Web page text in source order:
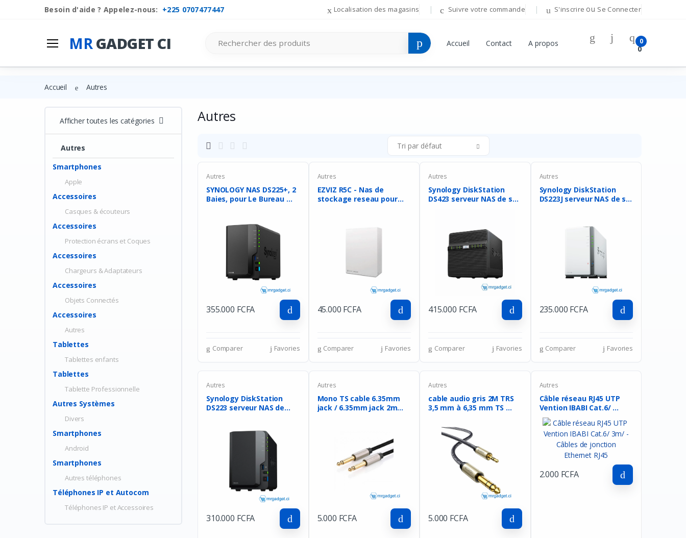
Besoin d'aide ? Appelez-nous: +225 0707477447 Localisation des magasins Suivre votre commande S'inscrire ou Se Connecter
MRGADGET CI
Gadget Ci
Les Categories
Liste de souhaits
Accueil Contact A propos 0
0
Accueil Autres
Afficher toutes les catégories
Autres
Smartphones
Apple
Accessoires
Casques & écouteurs
Accessoires
Protection écrans et Coques
Accessoires
Chargeurs & Adaptateurs
Accessoires
Objets Connectés
Accessoires
Autres
Tablettes
Tablettes enfants
Tablettes
Tablette Professionnelle
Autres Systèmes
Divers
Smartphones
Android
Smartphones
Autres téléphones
Téléphones IP et Autocom
Téléphones IP et Accessoires
Autres
Tri par défaut
Autres
SYNOLOGY NAS DS225+, 2
Baies, pour Le Bureau ...
355.000 FCFA
Comparer Favories
Autres
EZVIZ R5C - Nas de
stockage reseau pour
45.000 FCFA
Comparer Favories
Autres
Synology DiskStation
DS423 serveur NAS de s...
415.000 FCFA
Comparer Favories
Autres
Synology DiskStation
DS223J serveur NAS de s...
235.000 FCFA
Comparer Favories
Autres
Synology DiskStation
DS223 serveur NAS de
310.000 FCFA
Autres
Mono TS cable 6.35mm
jack / 6.35mm jack 2m
5.000 FCFA
Autres
cable audio gris 2M TRS
3,5 mm à 6,35 mm TS ...
5.000 FCFA
Autres
Câble réseau RJ45 UTP
Vention IBABI Cat.6/ ...
2.000 FCFA
Bonjour!
Vous n'avez pas de compte ? S'inscrire